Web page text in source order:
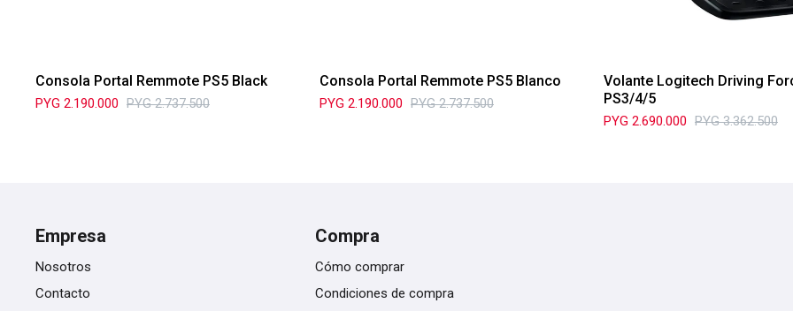
Consola Portal Remmote PS5 Black
PYG 2.190.000 PYG 2.737.500
Consola Portal Remmote PS5 Blanco
PYG 2.190.000 PYG 2.737.500
Volante Logitech Driving
PS3/4/5
PYG 2.690.000 PYG 3.362.500
Empresa
Nosotros
Contacto
Compra
Cómo comprar
Condiciones de compra